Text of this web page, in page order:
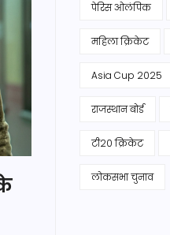
पेरिस ओलंपिक
महिला क्रिकेट
Asia Cup 2025
राजस्थान बोर्ड
टी20 क्रिकेट
लोकसभा चुनाव